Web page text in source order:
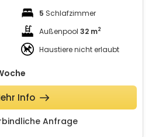
5 Schlafzimmer
Außenpool 32 m2
Haustiere nicht erlaubt
Anfrage
Info